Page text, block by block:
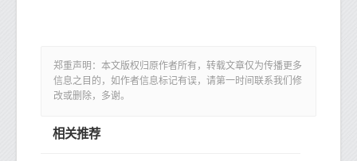
郑重声明：本文版权归原作者所有，转载文章仅为传播更多
信息之目的，如作者信息标记有误，请第一时间联系我们修
改或删除，多谢。
相关推荐